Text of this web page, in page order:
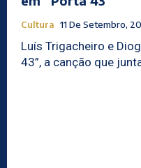
Cultura 11 De Setembro,
Luís Trigacheiro e
43”, a canção que